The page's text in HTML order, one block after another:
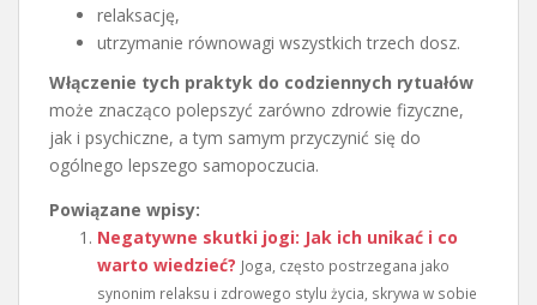
relaksację,
utrzymanie równowagi wszystkich trzech dosz.
Włączenie tych praktyk do codziennych rytuałów
może znacząco polepszyć zarówno zdrowie fizyczne,
jak i psychiczne, a tym samym przyczynić się do
ogólnego lepszego samopoczucia.
Powiązane wpisy:
Negatywne skutki jogi: Jak ich unikać i co
warto wiedzieć? Joga, często postrzegana jako
synonim relaksu i zdrowego stylu życia, skrywa w sobie